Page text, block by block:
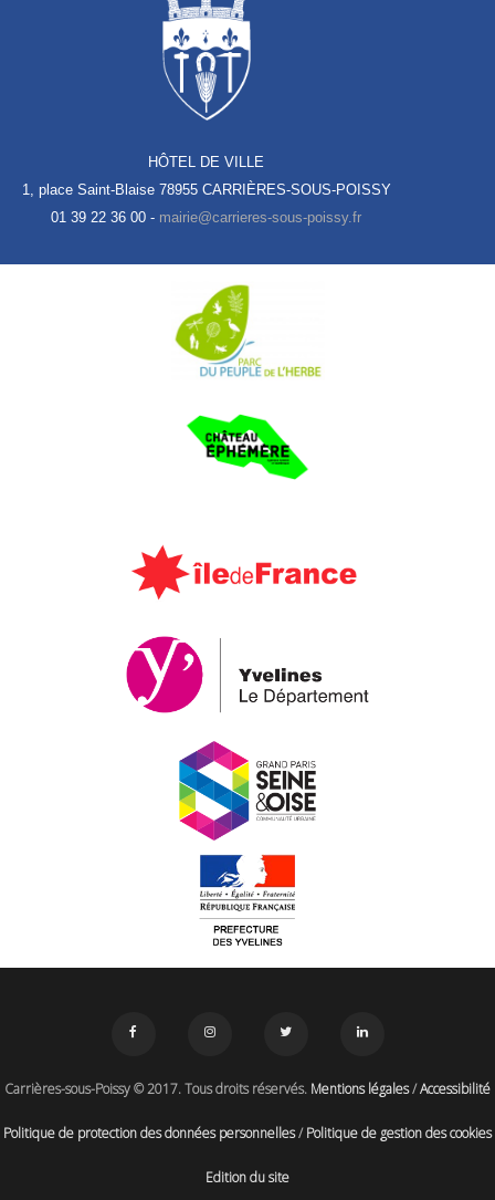
HÔTEL DE VILLE
1, place Saint-Blaise 78955 CARRIÈRES-SOUS-POISSY
01 39 22 36 00 -
Carrières-sous-Poissy © 2017. Tous droits réservés. Mentions légales/Accessibilité
Politique de protection des données personnelles/Politique de gestion des cookies
Edition du site